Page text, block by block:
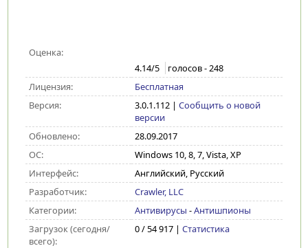
Оценка:
4.14/5 голосов -248
Лицензия:
Бесплатная
Версия:
3.0.1.112| Сообщить о новой
версии
Обновлено:
28.09.2017
ОС:
Windows 10, 8, 7, Vista, XP
Интерфейс:
Английский, Русский
Разработчик:
Crawler, LLC
Категории:
Антивирусы -Антишпионы
Загрузок (сегодня/
всего):
0 / 54 917 | Статистика